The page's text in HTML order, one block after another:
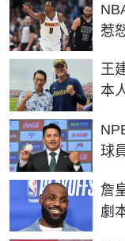
惹
王
本
球
詹
劇